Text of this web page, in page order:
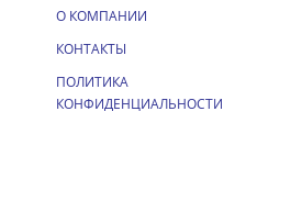
О КОМПАНИИ
КОНТАКТЫ
ПОЛИТИКА
КОНФИДЕНЦИАЛЬНОСТИ